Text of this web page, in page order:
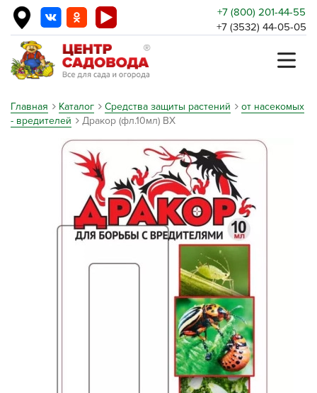
+7 (800) 201-44-55
+7 (3532) 44-05-05
Главная Каталог Средства защиты растений
от насекомых
- вредителей
Дракор (фл.10мл) ВХ